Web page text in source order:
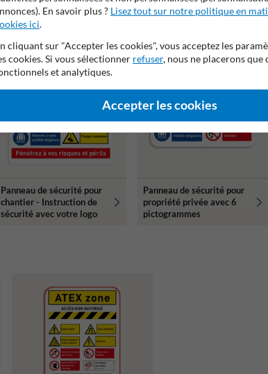
terrain avec 3
pictogrammes
terrain | 6 symboles +
Panneau de sécurité pour
chantier - Instruction de
sécurité avec votre logo
Panneau de sécurité pour
propriété privée avec 6
pictogrammes
En savoir plus ? Lisez tout sur notre politique en
ici.
cliquant sur "Accepter les cookies", vous acceptez les
cookies. Si vous sélectionner refuser, nous ne placerons que
et analytiques.
Accepter les cookies